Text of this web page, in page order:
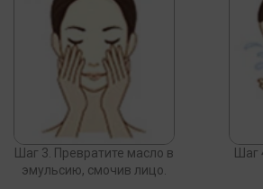
Шаг 3. Превратите масло в
эмульсию, смочив лицо.